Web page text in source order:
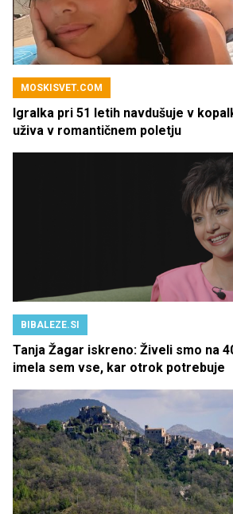
MOSKISVET.COM
Igralka pri 51 letih navdušuje v
uživa v romantičnem poletju
BIBALEZE.SI
Tanja Žagar iskreno: Živeli smo na
imela sem vse, kar otrok potrebuje